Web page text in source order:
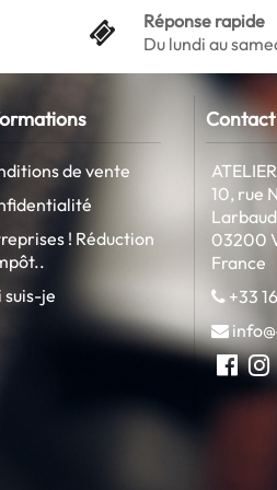
Réponse rapide
Du lundi au
de vente
! Réduction
suis-je
Contact
10, rue
Larbaud
03200
France
+33